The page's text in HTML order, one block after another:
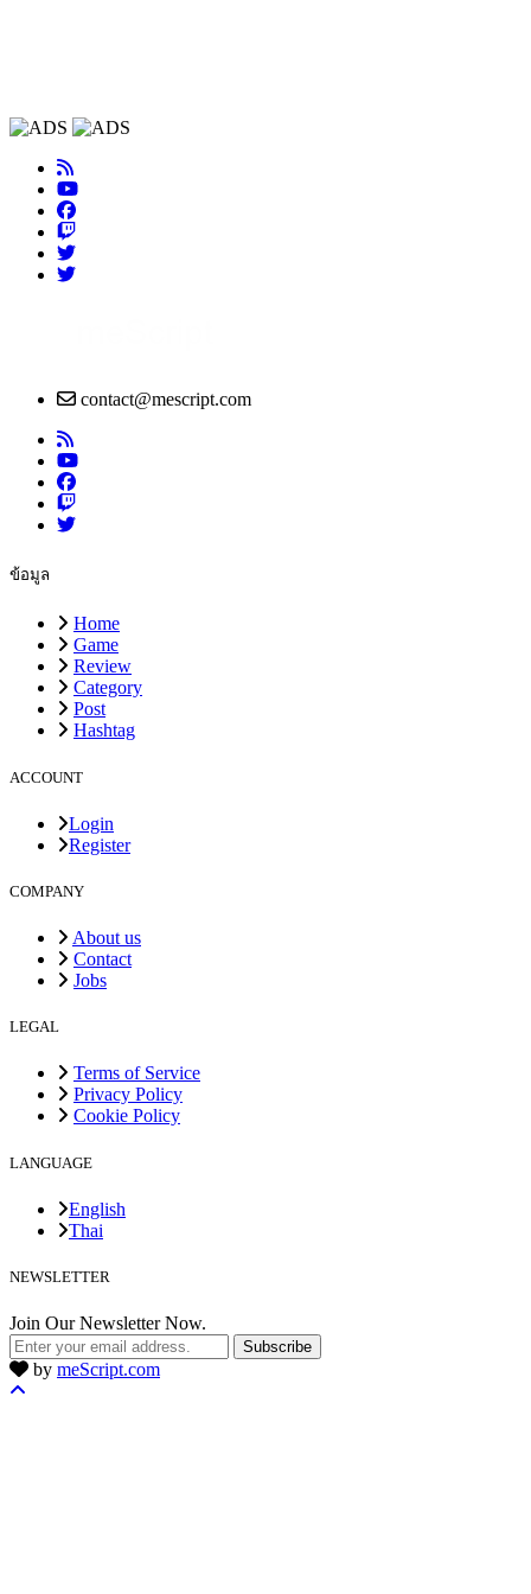
contact@mescript.com
ข้อมูล
Home
Game
Review
Category
Post
Hashtag
ACCOUNT
Login
Register
COMPANY
About us
Contact
Jobs
LEGAL
Terms of Service
Privacy Policy
Cookie Policy
LANGUAGE
English
Thai
NEWSLETTER
Join Our Newsletter Now.
Subscribe
by meScript.com